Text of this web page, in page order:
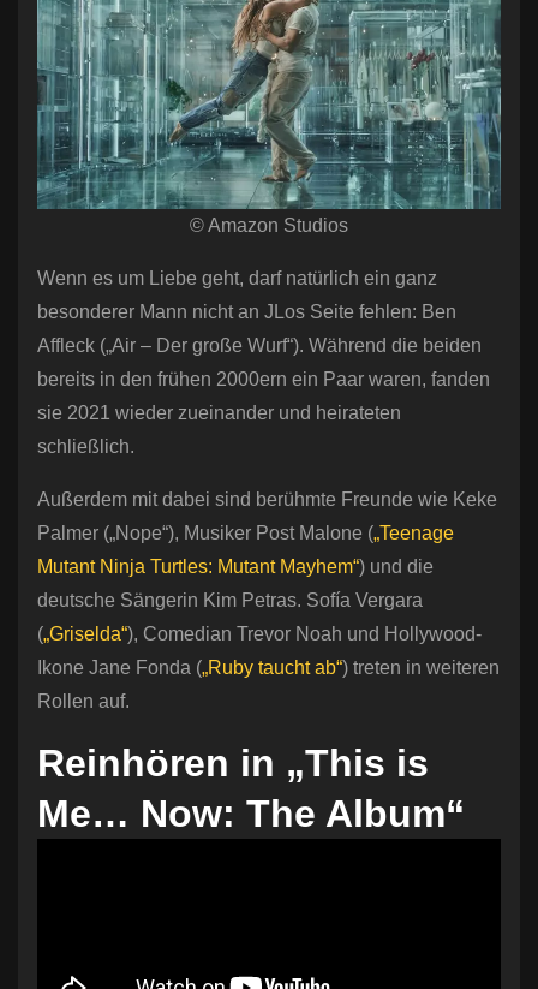
© Amazon Studios
Wenn es um Liebe geht, darf natürlich ein ganz
besonderer Mann nicht an JLos Seite fehlen: Ben
Affleck („Air – Der große Wurf“). Während die beiden
bereits in den frühen 2000ern ein Paar waren, fanden
sie 2021 wieder zueinander und heirateten
schließlich.
Außerdem mit dabei sind berühmte Freunde wie Keke
Palmer („Nope“), Musiker Post Malone („Teenage
Mutant Ninja Turtles: Mutant Mayhem“) und die
deutsche Sängerin Kim Petras. Sofía Vergara
(„Griselda“), Comedian Trevor Noah und Hollywood-
Ikone Jane Fonda („Ruby taucht ab“) treten in weiteren
Rollen auf.
Reinhören in „This is
Me… Now: The Album“